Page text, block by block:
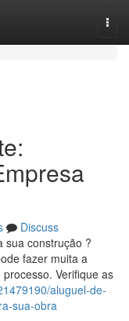
Discuss
sua construção ?
fazer muita a
Verifique as
aluguel-de-
sua-obra